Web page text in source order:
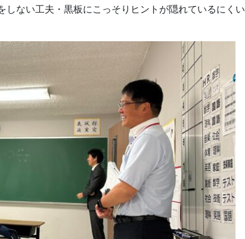
ない工夫・黒板にこっそりヒントが隠れているにくい